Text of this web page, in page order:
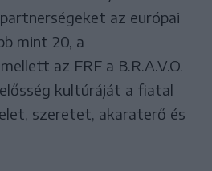
az európai
mint 20, a
az FRF a B.R.A.V.O.
kultúráját a fiatal
szeretet, akaraterő és